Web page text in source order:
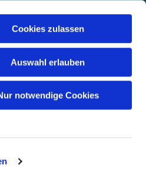
Cookies zulassen
Auswahl erlauben
notwendige Cookies